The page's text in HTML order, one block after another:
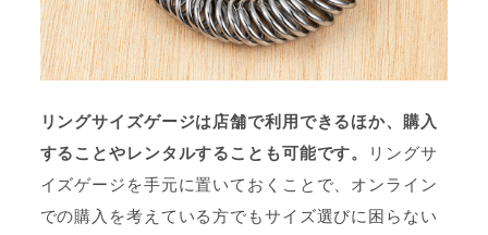
リングサイズゲージは店舗で利用できるほか、購入
することやレンタルすることも可能です。
リングサ
イズゲージを手元に置いておくことで、オンライン
での購入を考えている方でもサイズ選びに困らない